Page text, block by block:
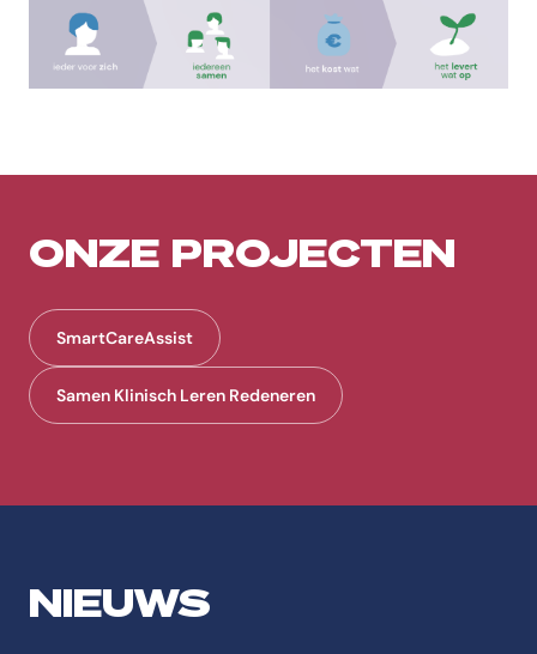
ONZE PROJECTEN
SmartCareAssist
Samen Klinisch Leren Redeneren
NIEUWS